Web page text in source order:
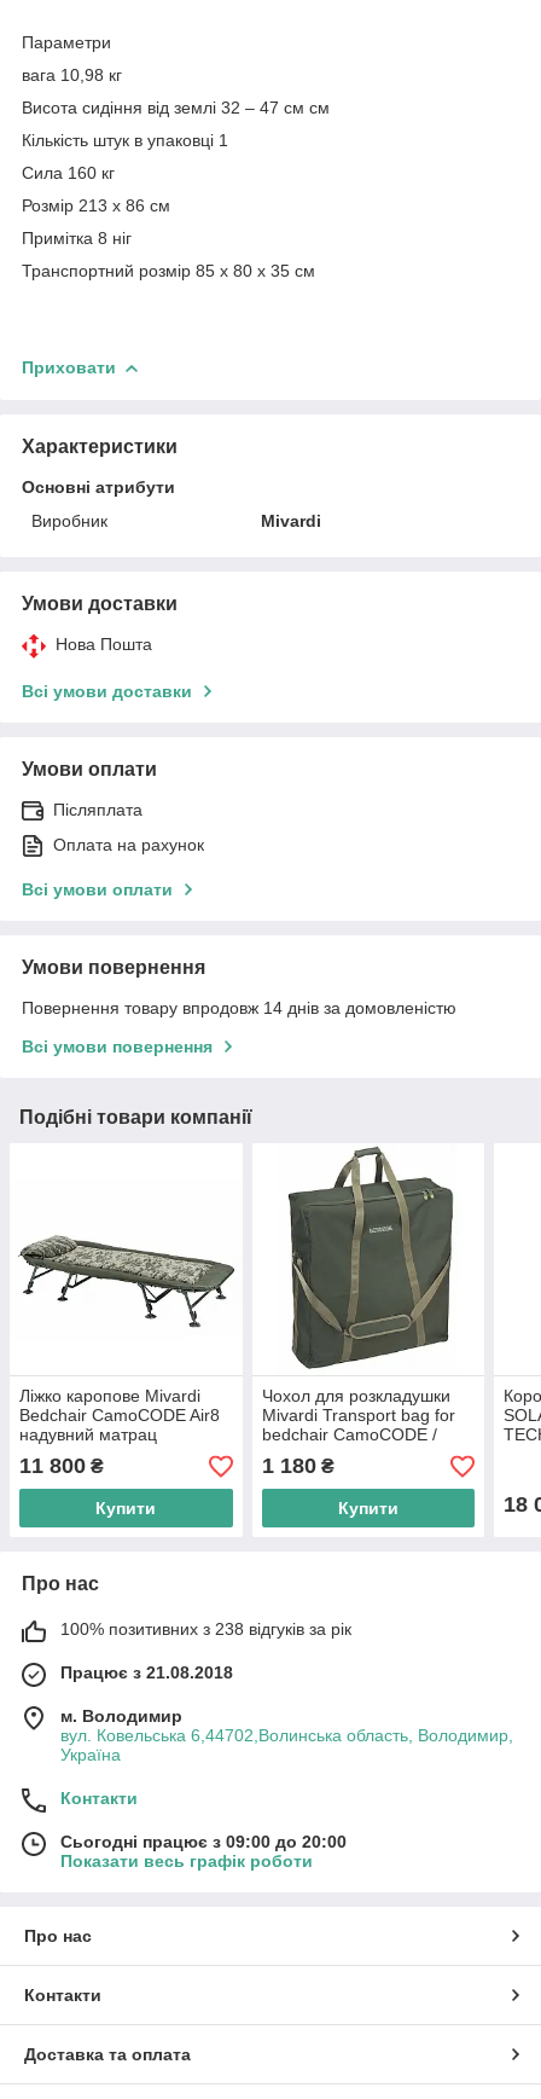
Параметри
вага 10,98 кг
Висота сидіння від землі 32 – 47 см см
Кількість штук в упаковці 1
Сила 160 кг
Розмір 213 х 86 см
Примітка 8 ніг
Транспортний розмір 85 х 80 х 35 см
Приховати
Характеристики
Основні атрибути
Виробник
Mivardi
Умови доставки
Нова Пошта
Всі умови доставки
Умови оплати
Післяплата
Оплата на рахунок
Всі умови оплати
Умови повернення
Повернення товару впродовж 14 днів за домовленістю
Всі умови повернення
Подібні товари компанії
Ліжко каропове Mivardi
Bedchair CamoCODE Air8
надувний матрац
11 800 ₴
Купити
Чохол для розкладушки
Mivardi Transport bag for
bedchair CamoCODE /
New Dynasty Air8
1 180₴
Купити 18
Про нас
100% позитивних з 238 відгуків за рік
Працює з 21.08.2018
м. Володимир
вул. Ковельська 6,44702,Волинська область, Володимир,
Україна
Контакти
Сьогодні працює з 09:00 до 20:00
Показати весь графік роботи
Про нас
Контакти
Доставка та оплата